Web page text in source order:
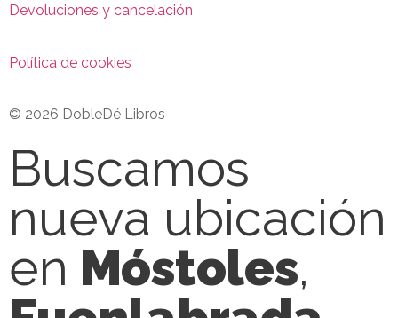
Devoluciones y cancelación
Política de cookies
© 2026 DobleDé Libros
Buscamos
nueva ubicación
en Móstoles,